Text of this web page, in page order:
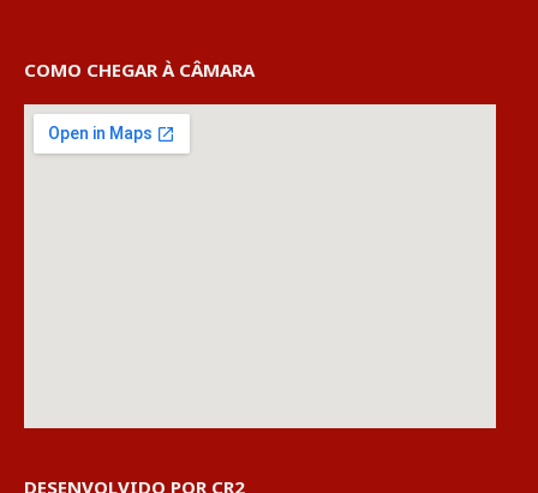
COMO CHEGAR À CÂMARA
DESENVOLVIDO POR CR2